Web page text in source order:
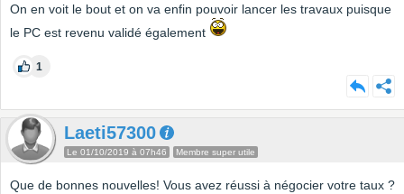
On en voit le bout et on va enfin pouvoir lancer les travaux puisque
le PC est revenu validé également
1
Laeti57300
Le 01/10/2019 à 07h46 Membre super utile
Que de bonnes nouvelles! Vous avez réussi à négocier votre taux ?